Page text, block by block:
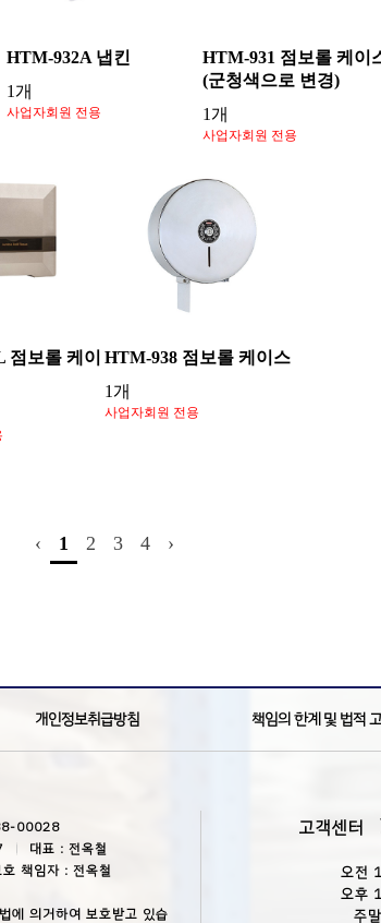
HTM-932A 냅킨
1개
사업자회원 전용
HTM-931 점보롤 케이
(군청색으로 변경)
1개
사업자회원 전용
점보롤 케이 HTM-938 점보롤 케이스
1개
사업자회원 전용
‹ 1 2 3 4 ›
개인정보취급방침 책임의 한계 및 법적
00028
대표 : 전옥철
책임자 : 전옥철
에 의거하여 보호받고 있습
고객센터
오전
오후
주